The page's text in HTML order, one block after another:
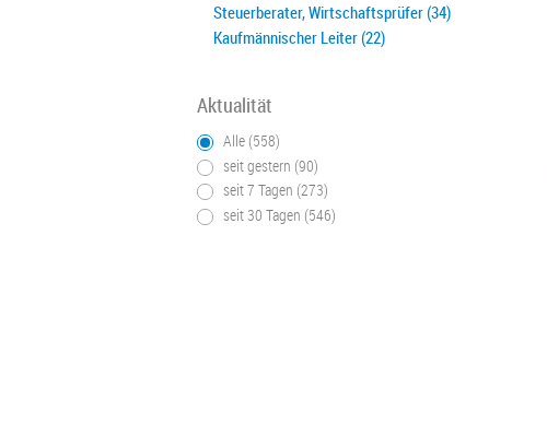
Steuerberater, Wirtschaftsprüfer (34)
Kaufmännischer Leiter (22)
Aktualität
Alle (558)
seit gestern (90)
seit 7 Tagen (273)
seit 30 Tagen (546)